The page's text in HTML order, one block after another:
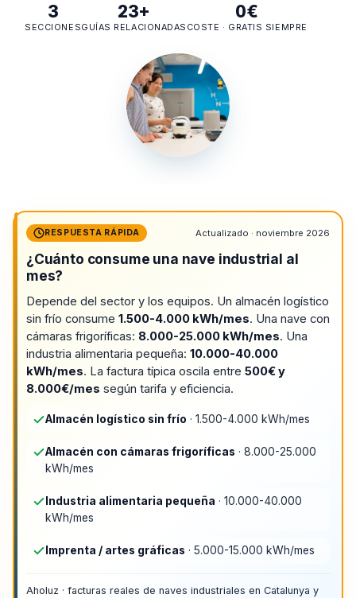
3
SECCIONES
23+
GUÍAS RELACIONADAS
0€
COSTE · GRATIS SIEMPRE
RESPUESTA RÁPIDA Actualizado · noviembre 2026
¿Cuánto consume una nave industrial al
mes?
Depende del sector y los equipos. Un almacén logístico
sin frío consume 1.500-4.000 kWh/mes. Una nave con
cámaras frigoríficas: 8.000-25.000 kWh/mes. Una
industria alimentaria pequeña: 10.000-40.000
kWh/mes. La factura típica oscila entre 500€ y
8.000€/mes según tarifa y eficiencia.
Almacén logístico sin frío · 1.500-4.000 kWh/mes
Almacén con cámaras frigoríficas · 8.000-25.000
kWh/mes
Industria alimentaria pequeña · 10.000-40.000
kWh/mes
Imprenta / artes gráficas · 5.000-15.000 kWh/mes
Aholuz · facturas reales de naves industriales en Catalunya y